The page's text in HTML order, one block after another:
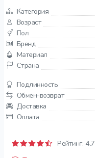
Категория
Возраст
Пол
Бренд
Материал
Страна
Подлинность
Обмен-возврат
Доставка
Оплата
Рейтинг: 4.7